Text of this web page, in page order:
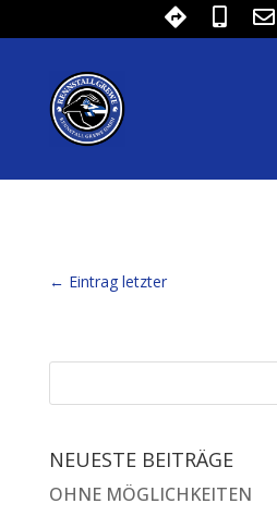
← Eintrag letzter
NEUESTE BEITRÄGE
OHNE MÖGLICHKEITEN